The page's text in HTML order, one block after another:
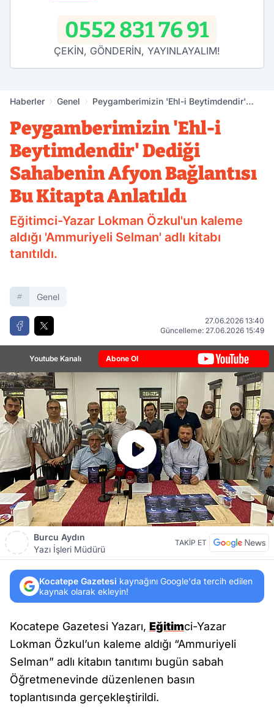
0552 831 76 91
ÇEKİN, GÖNDERİN, YAYINLAYALIM!
Haberler Genel
Peygamberimizin 'Ehl-i Beytimdendir'
Kitapta Anlatıldı
Peygamberimizin 'Ehl-i
Beytimdendir' Dediği
Sahabenin Afyon Bağlantısı
Bu Kitapta Anlatıldı
Eğitimci-Yazar Lokman Özkul'un kaleme
aldığı 'Ammuriyeli Selman' adlı kitabı
tanıtıldı.
Genel
27.06.2026 13:40
Güncelleme: 27.06.2026 15:49
Youtube Kanalı Abone Ol
Burcu Aydın
Yazı İşleri Müdürü
TAKİP ET
Kocatepe Gazetesi kaynağını Google'da tercih edilen
kaynak olarak ekleyin!
Kocatepe Gazetesi Yazarı, Eğitimci-Yazar
Lokman Özkul’un kaleme aldığı “Ammuriyeli
Selman” adlı kitabın tanıtımı bugün sabah
Öğretmenevinde düzenlenen basın
toplantısında gerçekleştirildi.